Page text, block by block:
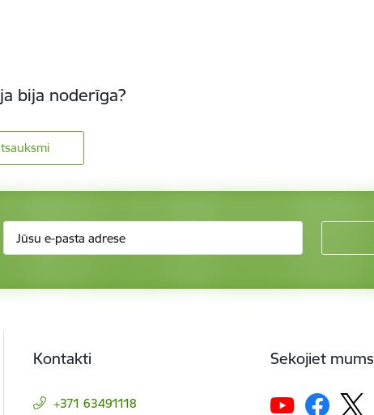
bija noderīga?
Kontakti
+371 63491118
Sekojiet mums